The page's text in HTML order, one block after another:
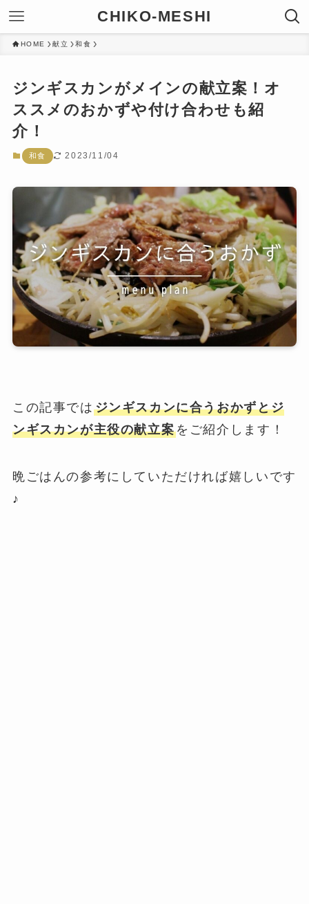
CHIKO-MESHI
HOME 献立 和食
ジンギスカンがメインの献立案！オ
ススメのおかずや付け合わせも紹
介！
和食 2023/11/04
この記事では ジンギスカンに合うおかずとジ
ンギスカンが主役の献立案をご紹介します！
晩ごはんの参考にしていただければ嬉しいです
♪